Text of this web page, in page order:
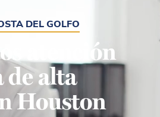
DEL GOLFO
atención
de alta
Houston